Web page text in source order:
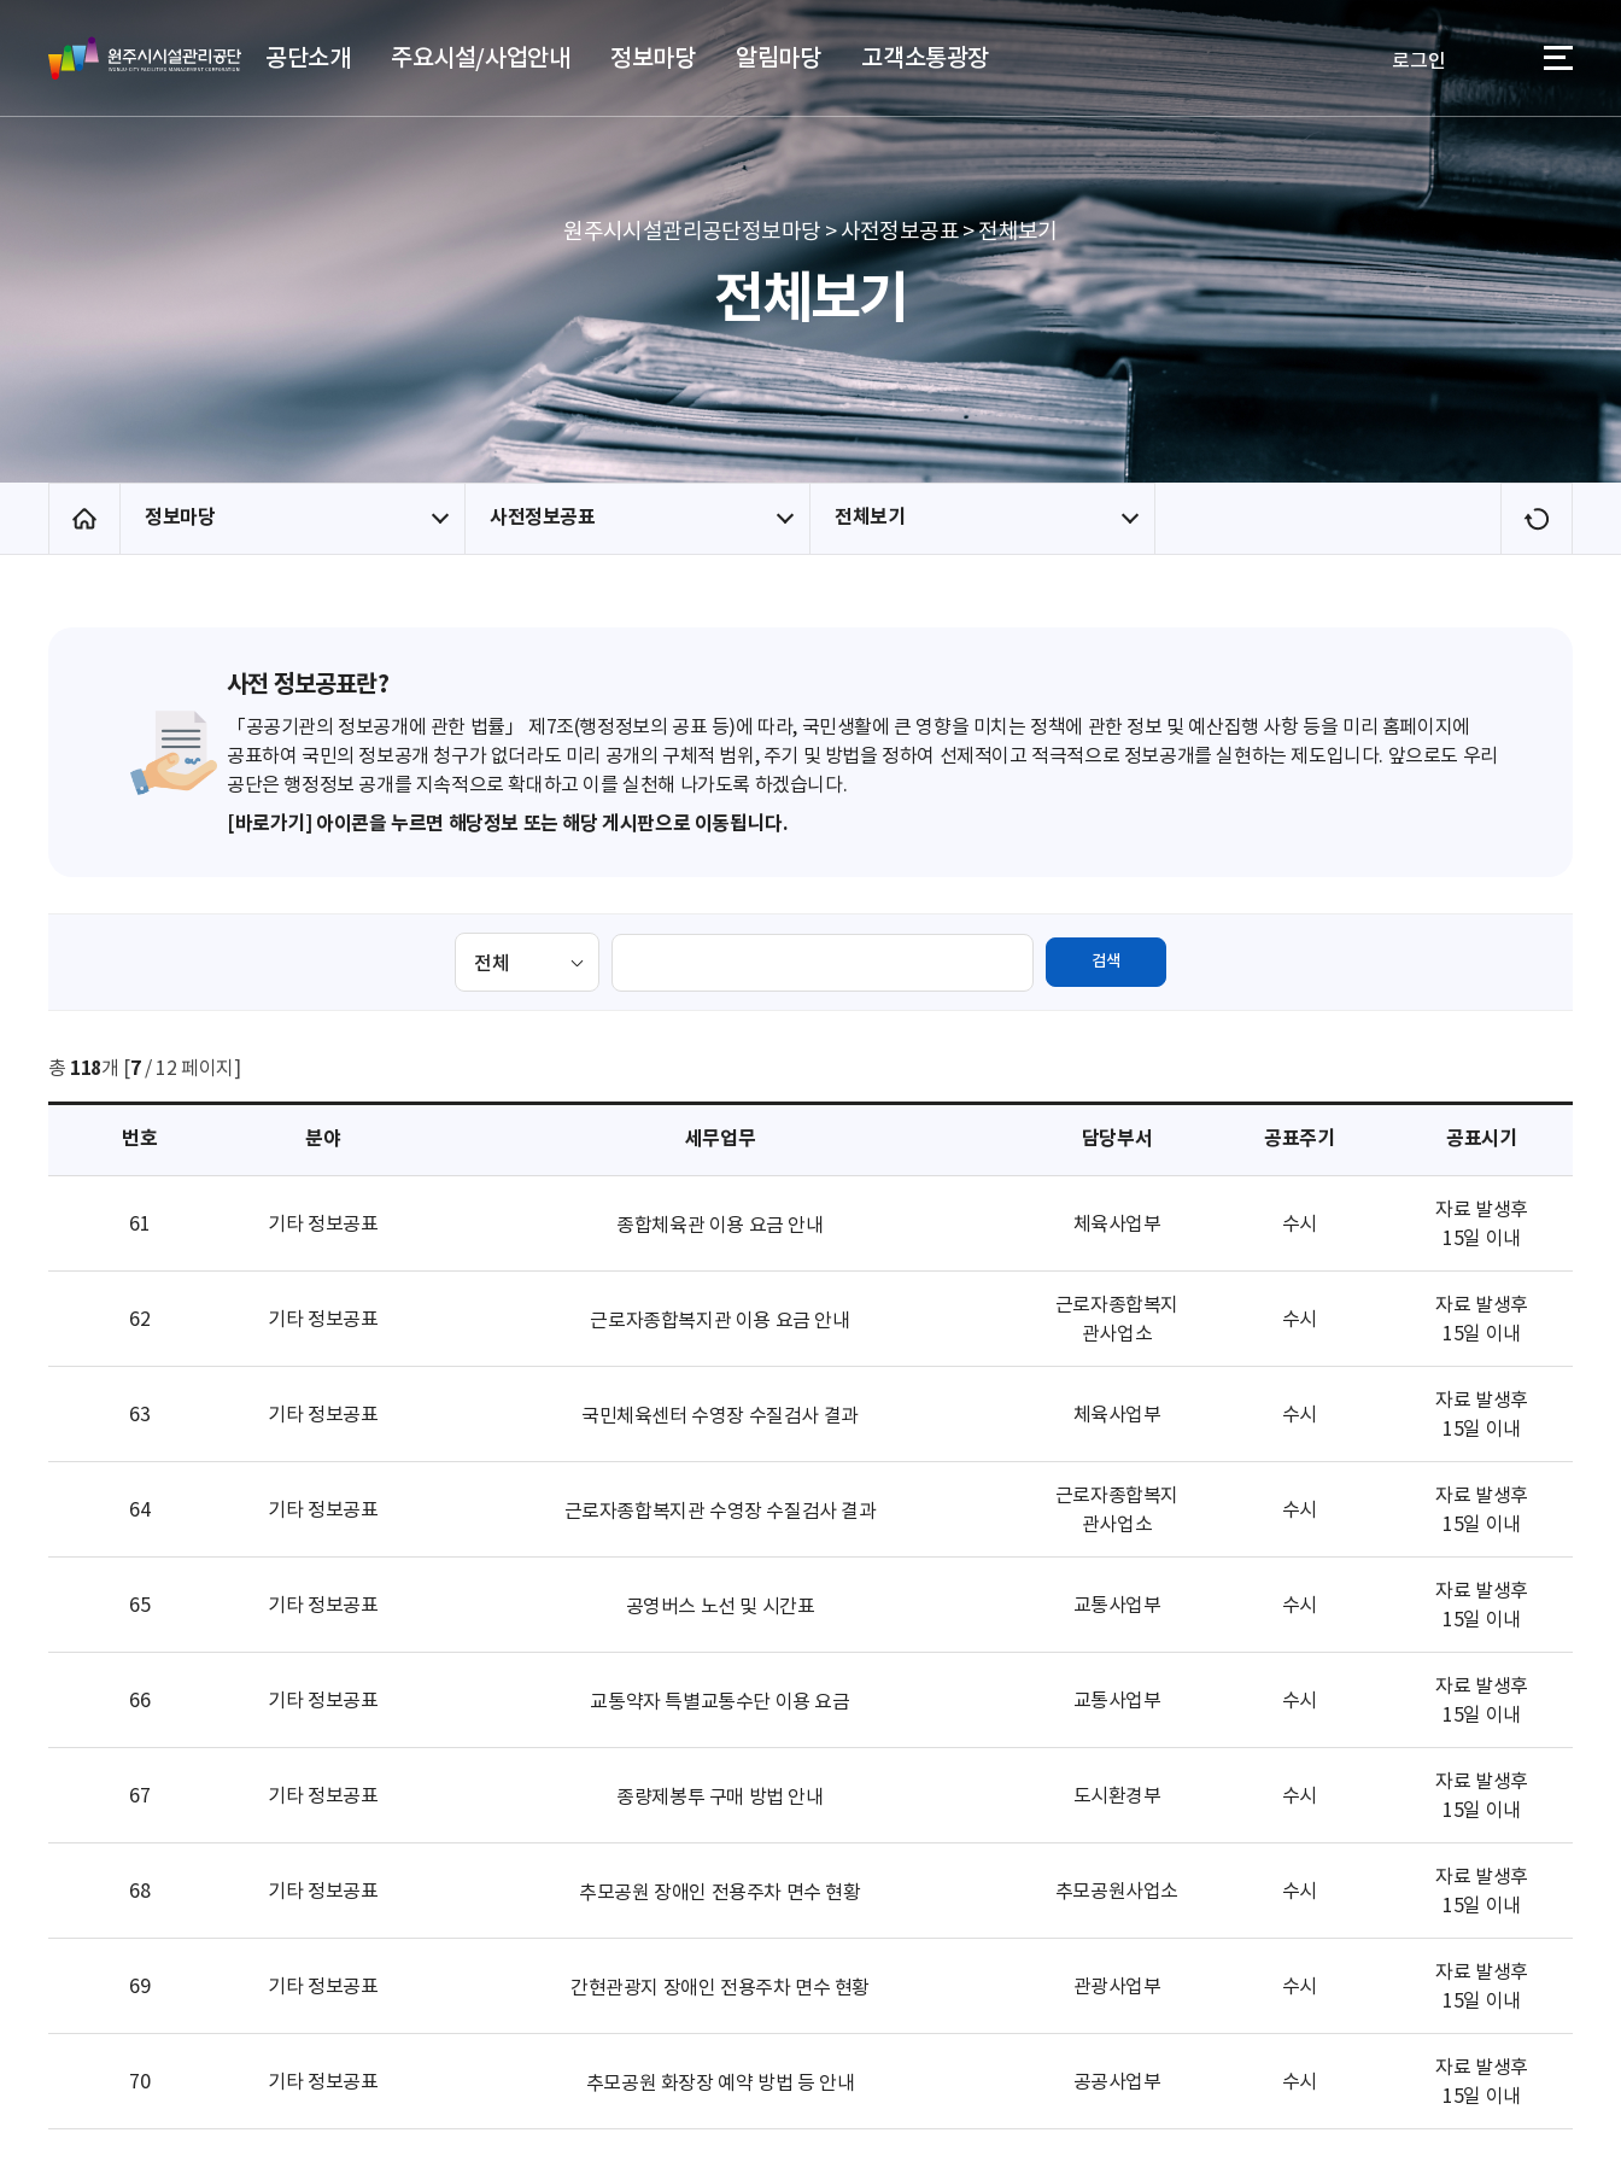
본문 바로가기
메뉴 바로가기
원
주
시
관
단
공단소개 주요시설/사업안내 정보마당 알림마당 고객소통광장 로그인 이용자
원주시시설관리공단정보마당 > 사전정보공표 > 전체보기
전체보기
홈 정보마당 사전정보공표 전체보기
새
로
사전 정보공표란?
「공공기관의 정보공개에 관한 법률」 제7조(행정정보의 공표 등)에 따라, 국민생활에 큰 영향을 미치는 정책에 관한 정보 및 예산집행 사항 등을 미리 홈페이지에
공표하여 국민의 정보공개 청구가 없더라도 미리 공개의 구체적 범위, 주기 및 방법을 정하여 선제적이고 적극적으로 정보공개를 실현하는 제도입니다. 앞으로도 우리
공단은 행정정보 공개를 지속적으로 확대하고 이를 실천해 나가도록 하겠습니다.
[바로가기] 아이콘을 누르면 해당정보 또는 해당 게시판으로 이동됩니다.
검
검색
총 118개 [7/ 12 페이지]
번호 분야 세무업무 담당부서 공표주기 공표시기
61 기타 정보공표 종합체육관 이용 요금 안내 체육사업부 수시
자료 발생후
15일 이내
62 기타 정보공표 근로자종합복지관 이용 요금 안내
근로자종합복지
관사업소
수시
자료 발생후
15일 이내
63 기타 정보공표 국민체육센터 수영장 수질검사 결과 체육사업부 수시
자료 발생후
15일 이내
64 기타 정보공표 근로자종합복지관 수영장 수질검사 결과
근로자종합복지
관사업소
수시
자료 발생후
15일 이내
65 기타 정보공표 공영버스 노선 및 시간표 교통사업부 수시
자료 발생후
15일 이내
66 기타 정보공표 교통약자 특별교통수단 이용 요금 교통사업부 수시
자료 발생후
15일 이내
67 기타 정보공표 종량제봉투 구매 방법 안내 도시환경부 수시
자료 발생후
15일 이내
68 기타 정보공표 추모공원 장애인 전용주차 면수 현황 추모공원사업소 수시
자료 발생후
15일 이내
69 기타 정보공표 간현관광지 장애인 전용주차 면수 현황 관광사업부 수시
자료 발생후
15일 이내
70 기타 정보공표 추모공원 화장장 예약 방법 등 안내 공공사업부 수시
자료 발생후
15일 이내